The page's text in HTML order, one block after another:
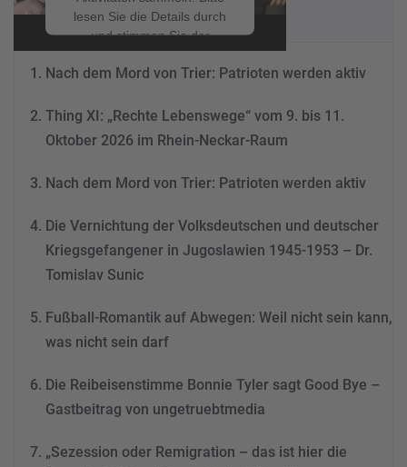
lesen Sie die Details durch
und stimmen Sie der
Nutzung des Service zu, um
dieses Video anzusehen.
Mehr Informationen
Consent Management
NEUESTE BEITRÄGE
Nach dem Mord von Trier: Patrioten werden aktiv
Thing XI: „Rechte Lebenswege“ vom 9. bis 11.
Oktober 2026 im Rhein-Neckar-Raum
Nach dem Mord von Trier: Patrioten werden aktiv
Die Vernichtung der Volksdeutschen und deutscher
Kriegsgefangener in Jugoslawien 1945-1953 – Dr.
Tomislav Sunic
Fußball-Romantik auf Abwegen: Weil nicht sein kann,
was nicht sein darf
Die Reibeisenstimme Bonnie Tyler sagt Good Bye –
Gastbeitrag von ungetruebtmedia
„Sezession oder Remigration – das ist hier die